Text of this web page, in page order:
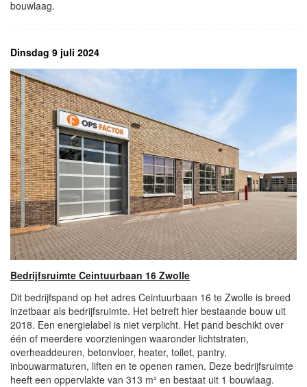
bouwlaag.
Dinsdag 9 juli 2024
Bedrijfsruimte Ceintuurbaan 16 Zwolle
Dit bedrijfspand op het adres Ceintuurbaan 16 te Zwolle is breed
inzetbaar als bedrijfsruimte. Het betreft hier bestaande bouw uit
2018. Een energielabel is niet verplicht. Het pand beschikt over
één of meerdere voorzieningen waaronder lichtstraten,
overheaddeuren, betonvloer, heater, toilet, pantry,
inbouwarmaturen, liften en te openen ramen. Deze bedrijfsruimte
heeft een oppervlakte van 313 m² en bestaat uit 1 bouwlaag.